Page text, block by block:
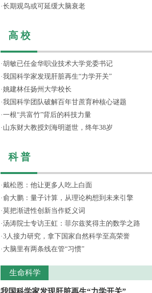
·长期观鸟或可延缓大脑衰老
高 校
·胡敏已任金华职业技术大学党委书记
·我国科学家发现肝脏再生“力学开关”
·姚建林任扬州大学校长
·我国科学团队破解百年甘蔗育种核心谜题
·一根“共富竹”背后的科技力量
· 山东财大教授刘海明逝世，终年38岁
科 普
·戴松恩：他让更多人吃上白面
·俞大鹏：量子计算，从理论构想到未来引擎
·莫把渐进性创新当作贬义词
·汤涛院士专访王虹：菲尔兹奖得主的数学之路
·3人接力研究，拿下国家自然科学至高荣誉
· 大脑里有两条线在管“习惯”
生命科学
我国科学家发现肝脏再生“力学开关”